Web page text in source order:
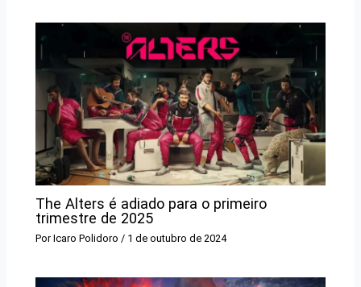
The Alters é adiado para o primeiro
trimestre de 2025
PorIcaro Polidoro / 1 de outubro de 2024